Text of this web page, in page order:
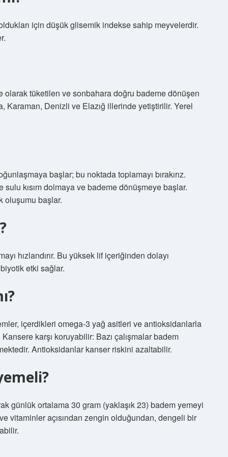
için düşük glisemik indekse sahip meyvelerdir.
tüketilen ve sonbahara doğru bademe dönüşen
Karaman, Denizli ve Elazığ illerinde yetiştirilir. Yerel
başlar; bu noktada toplamayı bırakırız.
kısım dolmaya ve bademe dönüşmeye başlar.
oluşumu başlar.
hızlandırır. Bu yüksek lif içeriğinden dolayı
etki sağlar.
içerdikleri omega-3 yağ asitleri ve antioksidanlarla
karşı koruyabilir: Bazı çalışmalar badem
Antioksidanlar kanser riskini azaltabilir.
günlük ortalama 30 gram (yaklaşık 23) badem yemeyi
vitaminler açısından zengin olduğundan, dengeli bir